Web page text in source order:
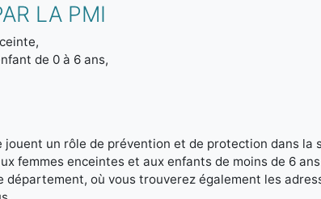
LA PMI
de 0 à 6 ans,
un rôle de prévention et de protection dans la
femmes enceintes et aux enfants de moins de 6
où vous trouverez également les